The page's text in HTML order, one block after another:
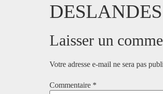
Laisser un
Votre adresse e-mail ne sera pas
Commentaire *